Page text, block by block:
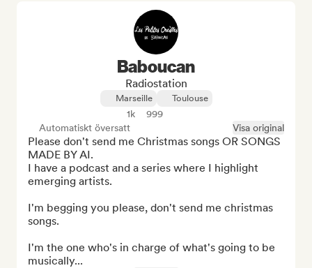
Baboucan
Radiostation
Marseille Toulouse
1k
999
Automatiskt översatt
Visa original
Please don't send me Christmas songs OR SONGS
MADE BY AI.
I have a podcast and a series where I highlight
emerging artists.
I'm begging you please, don't send me christmas
songs.
I'm the one who's in charge of what's going to be
musically...